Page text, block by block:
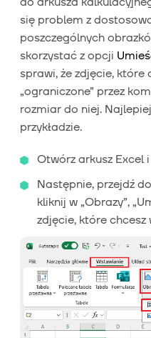
się problem z
poszczególnych
skorzystać z opcji
sprawi, że zdjęcie, które
„ograniczone” przez
rozmiar do niej.
przykładzie.
Otwórz arkusz Excel
Następnie, przejdź
kliknij w „Obrazy”,
zdjęcie, które chcesz